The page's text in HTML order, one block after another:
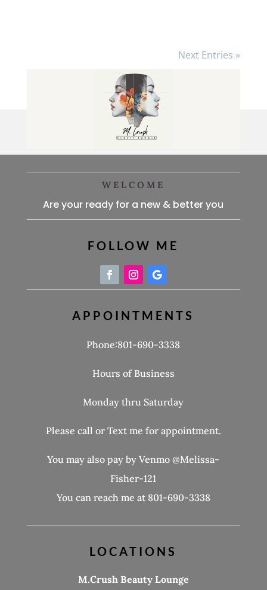
Next Entries »
WELCOME
Are your ready for a new & better you
FOLLOW ME
APPOINTMENTS
Phone:801-690-3338
Hours of Business
Monday thru Saturday
Please call or Text me for appointment.
You may also pay by Venmo @Melissa-
Fisher-121
You can reach me at 801-690-3338
LOCATIONS
M.Crush Beauty Lounge